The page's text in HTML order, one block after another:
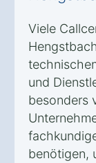
Viele
und
besonders
benötigen,